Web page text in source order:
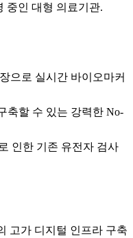
중인 대형 의료기관.
으로 실시간 바이오마커
축할 수 있는 강력한 No-
인한 기존 유전자 검사
고가 디지털 인프라 구축